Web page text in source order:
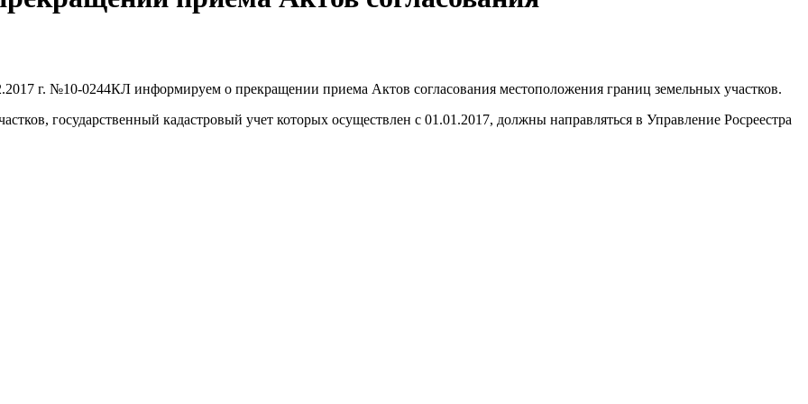
г. №10-0244КЛ информируем о прекращении приема Актов согласования местоположения границ земельных участков.
государственный кадастровый учет которых осуществлен с 01.01.2017, должны направляться в Управление Росреестра